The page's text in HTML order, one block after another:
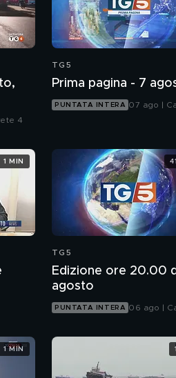
4
TG5
Prima pagina - 7
PUNTATA INTERA 07 ago |
1 MIN
TG5
Edizione ore 20.00
agosto
PUNTATA INTERA 06 ago |
1 MIN